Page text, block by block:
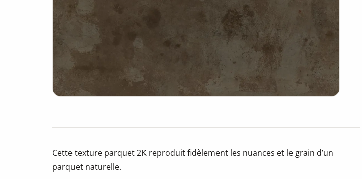
Cette texture parquet 2K reproduit fidèlement les nuances et le grain d’un
parquet naturelle.